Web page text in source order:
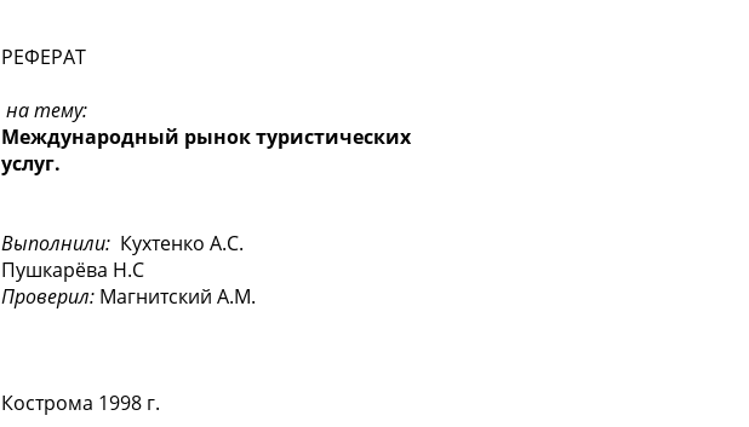
РЕФЕРАТ
на тему:
Международный рынок туристических
услуг.
Выполнили: Кухтенко А.С.
Пушкарёва Н.С
Проверил: Магнитский А.М.
Кострома 1998 г.